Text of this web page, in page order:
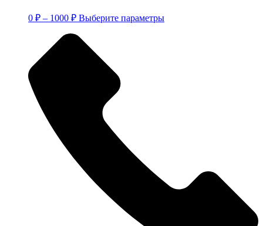
0 ₽ – 1000 ₽Диапазон
0 ₽
1000 ₽
Выберите параметрыЭтот